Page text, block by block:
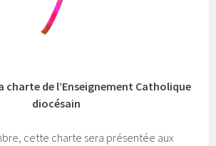
charte de l’Enseignement Catholique
diocésain
cette charte sera présentée aux